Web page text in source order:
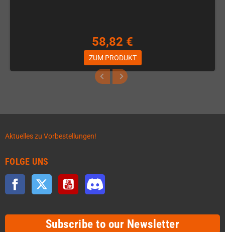
58,82 €
ZUM PRODUKT
Aktuelles zu Vorbestellungen!
FOLGE UNS
Facebook Twitter YouTube
Subscribe to our Newsletter